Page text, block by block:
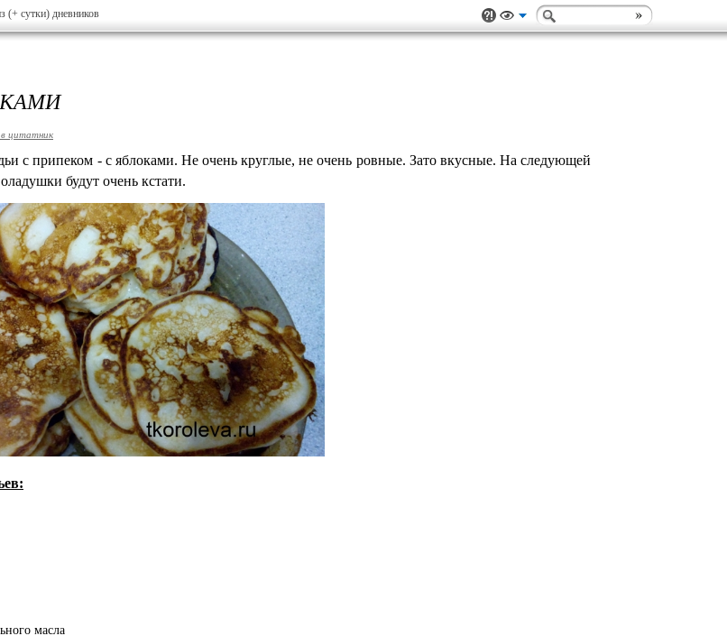
(+ сутки) дневников
цитатник
с припеком - с яблоками. Не очень круглые, не очень ровные. Зато вкусные. На следующей
будут очень кстати.
масла